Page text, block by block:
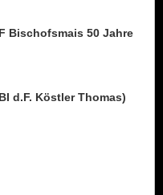
Bischofsmais 50 Jahre
d.F. Köstler Thomas)